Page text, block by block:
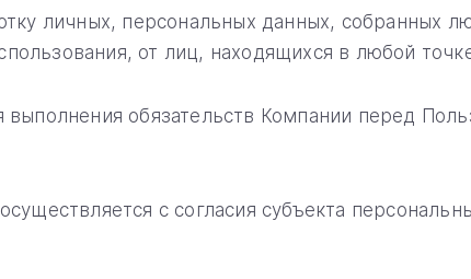
личных, персональных данных, собранных
от лиц, находящихся в любой
обязательств Компании перед
с согласия субъекта